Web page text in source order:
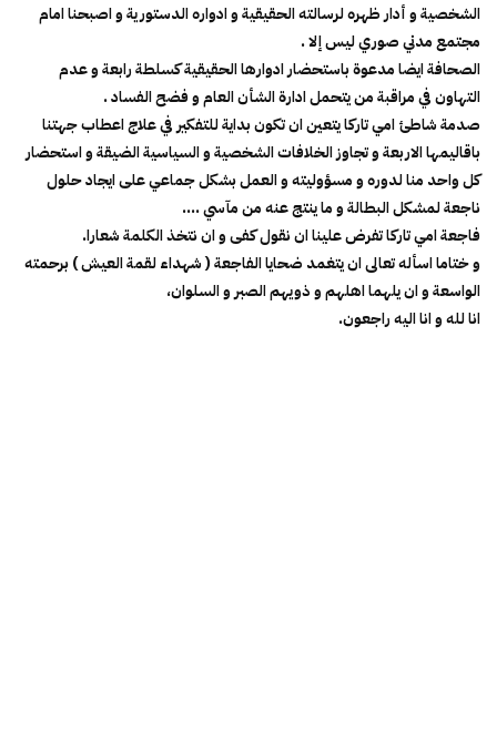
الشخصية و أدار ظهره لرسالته الحقيقية و ادواره الدستورية و اصبحنا امام
مجتمع مدني صوري ليس إلا .
الصحافة ايضا مدعوة باستحضار ادوارها الحقيقية كسلطة رابعة و عدم
التهاون في مراقبة من يتحمل ادارة الشأن العام و فضح الفساد .
صدمة شاطئ امي تاركا يتعين ان تكون بداية للتفكير في علاج اعطاب جهتنا
باقاليمها الاربعة و تجاوز الخلافات الشخصية و السياسية الضيقة و استحضار
كل واحد منا لدوره و مسؤوليته و العمل بشكل جماعي على ايجاد حلول
ناجعة لمشكل البطالة و ما ينتج عنه من مآسي ….
فاجعة امي تاركا تفرض علينا ان نقول كفى و ان نتخذ الكلمة شعارا.
و ختاما اسأله تعالى ان يتغمد ضحايا الفاجعة ( شهداء لقمة العيش ) برحمته
الواسعة و ان يلهما اهلهم و ذويهم الصبر و السلوان،
انا لله و انا اليه راجعون.